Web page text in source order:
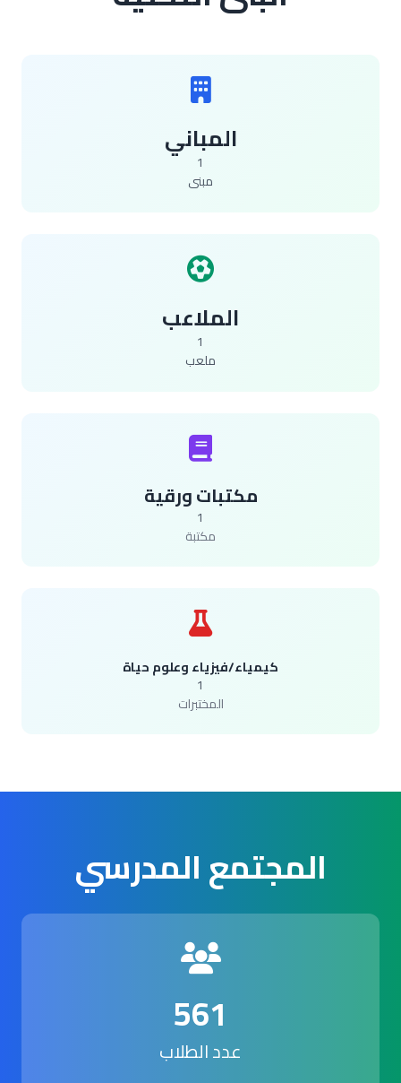
المباني
مبنى
الملاعب
ملعب
مكتبات ورقية
مكتبة
كيمياء/فيزياء وعلوم حياة
المختبرات
المجتمع المدرسي
561
عدد الطلاب